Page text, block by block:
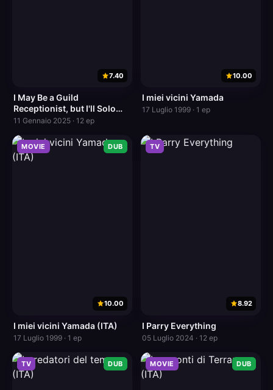
7.40
I May Be a Guild
Receptionist, but I'll Solo
Any Boss to Clock Out on
11 Gennaio 2025 · 12 ep
10.00
I miei vicini Yamada
17 Luglio 1999 · 1 ep
MOVIE DUB
10.00
I miei vicini Yamada (ITA)
17 Luglio 1999 · 1 ep
TV
8.92
I Parry Everything
05 Luglio 2024 · 12 ep
TV DUB MOVIE DUB